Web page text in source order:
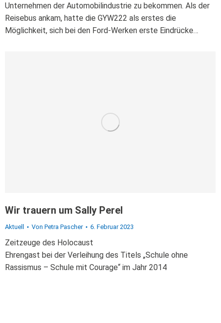
Unternehmen der Automobilindustrie zu bekommen. Als der
Reisebus ankam, hatte die GYW222 als erstes die
Möglichkeit, sich bei den Ford-Werken erste Eindrücke…
Wir trauern um Sally Perel
Aktuell Von Petra Pascher 6. Februar 2023
Zeitzeuge des Holocaust
Ehrengast bei der Verleihung des Titels „Schule ohne
Rassismus – Schule mit Courage“ im Jahr 2014